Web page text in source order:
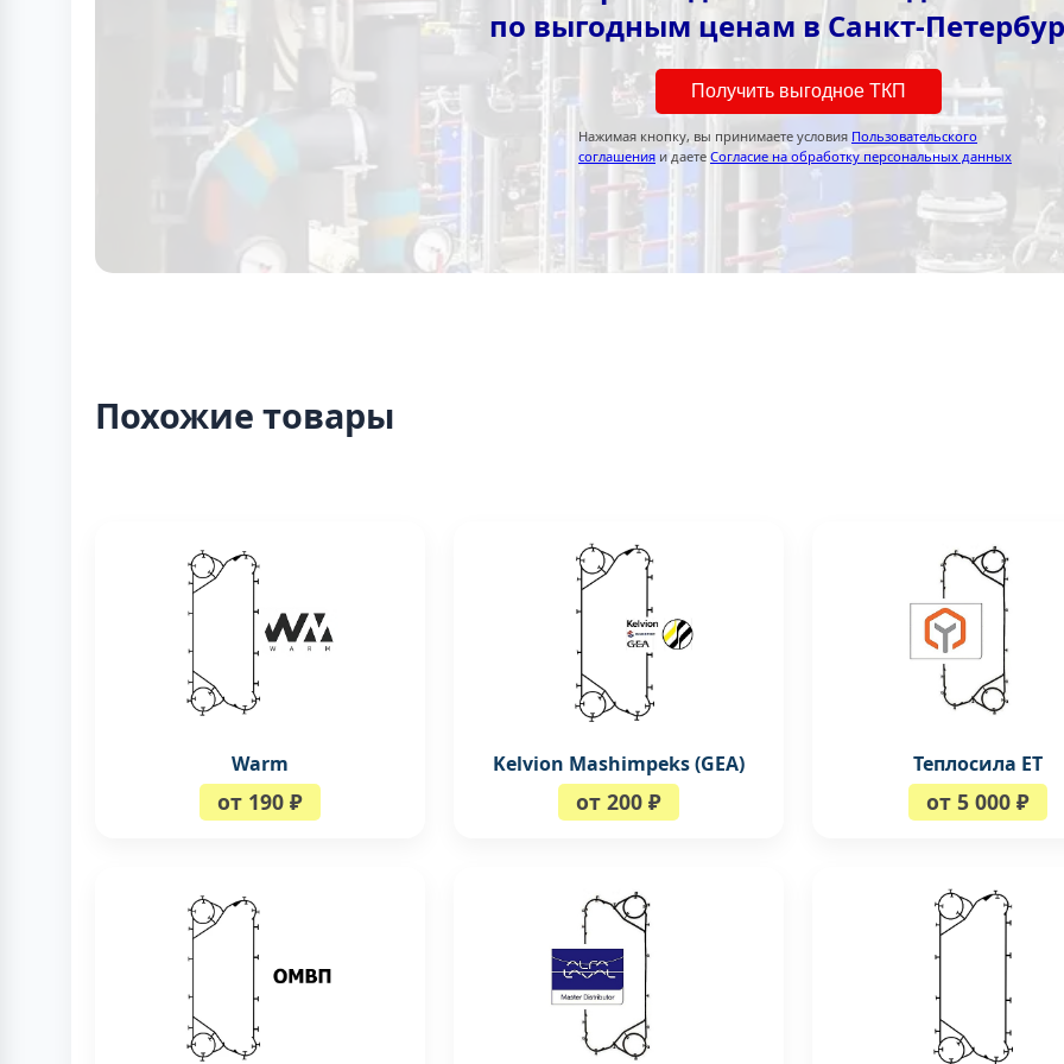
по выгодным ценам в Санкт-
Получить выгодное ТКП
Нажимая кнопку, вы принимаете условия Пользовательского
соглашения и даете Согласие на обработку персональных данных
Похожие товары
Warm
от 190 ₽
Kelvion Mashimpeks (GEA)
от 200 ₽
Теплосила ЕТ
от 5 000 ₽